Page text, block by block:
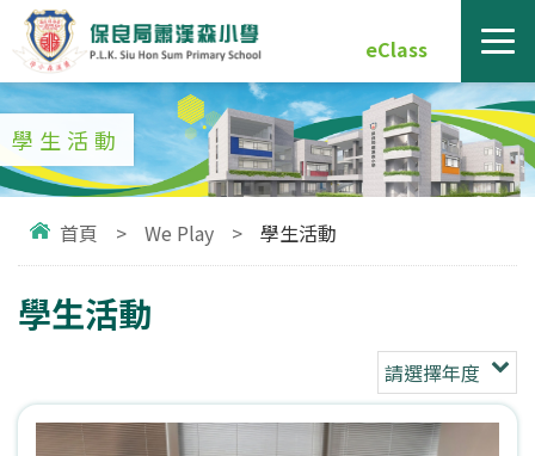
eClass
學生活動
首頁 > We Play > 學生活動
學生活動
請選擇年度